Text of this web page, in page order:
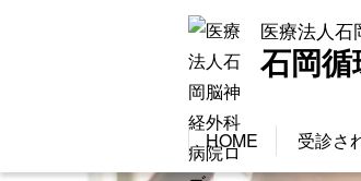
医療法人石
石岡
HOME 受診さ